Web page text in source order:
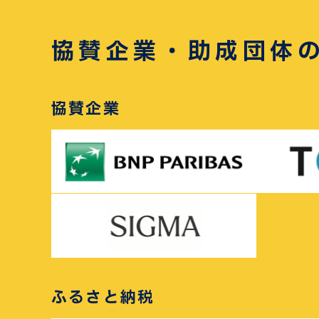
協賛企業・助成団体
協賛企業
ふるさと納税